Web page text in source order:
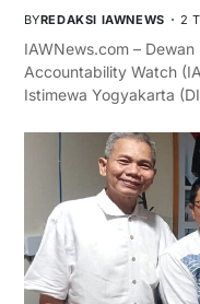
BYREDAKSI IAWNEWS 2
IAWNews.com –
Accountability Watch
Istimewa Yogyakarta